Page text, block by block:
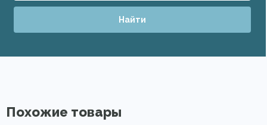
Найти
Похожие товары